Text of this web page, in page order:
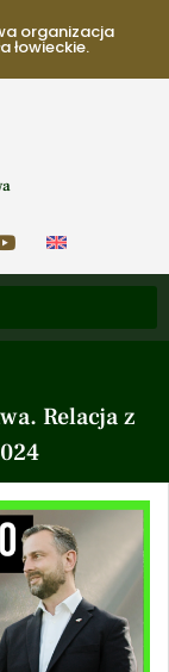
organizacja
łowieckie.
Relacja z